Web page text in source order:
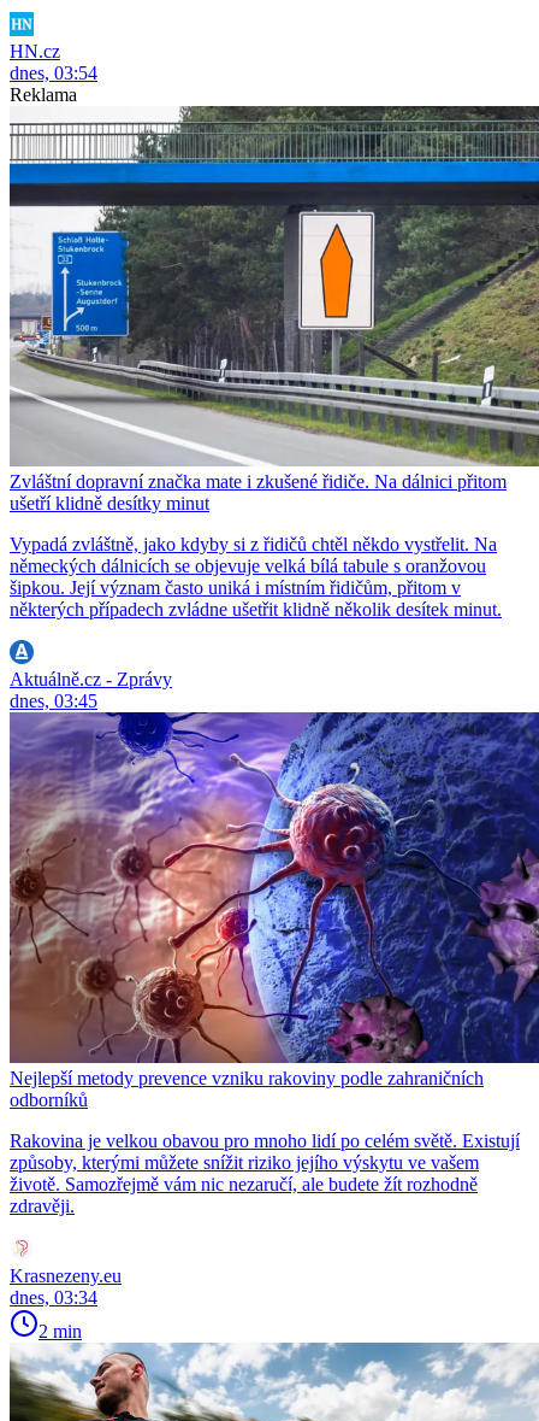
HN.cz
dnes, 03:54
Reklama
Zvláštní dopravní značka mate i zkušené řidiče. Na dálnici přitom
ušetří klidně desítky minut
Vypadá zvláštně, jako kdyby si z řidičů chtěl někdo vystřelit. Na
německých dálnicích se objevuje velká bílá tabule s oranžovou
šipkou. Její význam často uniká i místním řidičům, přitom v
některých případech zvládne ušetřit klidně několik desítek minut.
Aktuálně.cz - Zprávy
dnes, 03:45
Nejlepší metody prevence vzniku rakoviny podle zahraničních
odborníků
Rakovina je velkou obavou pro mnoho lidí po celém světě. Existují
způsoby, kterými můžete snížit riziko jejího výskytu ve vašem
životě. Samozřejmě vám nic nezaručí, ale budete žít rozhodně
zdravěji.
Krasnezeny.eu
dnes, 03:34
2 min